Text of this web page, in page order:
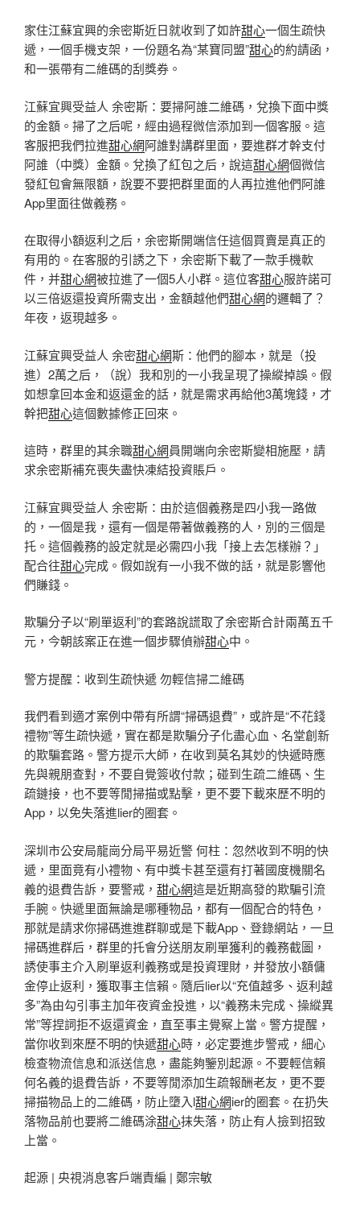
家住江蘇宜興的余密斯近日就收到了如許甜心一個生疏快
遞，一個手機支架，一份題名為“某寶同盟”甜心的約請函，
和一張帶有二維碼的刮獎券。
江蘇宜興受益人 余密斯：要掃阿誰二維碼，兌換下面中獎
的金額。掃了之后呢，經由過程微信添加到一個客服。這
客服把我們拉進甜心網阿誰對講群里面，要進群才幹支付
阿誰（中獎）金額。兌換了紅包之后，說這甜心網個微信
發紅包會無限額，說要不要把群里面的人再拉進他們阿誰
App里面往做義務。
在取得小額返利之后，余密斯開端信任這個買賣是真正的
有用的。在客服的引誘之下，余密斯下載了一款手機軟
件，并甜心網被拉進了一個5人小群。這位客甜心服許諾可
以三倍返還投資所需支出，金額越他們甜心網的邏輯了？
年夜，返現越多。
江蘇宜興受益人 余密甜心網斯：他們的腳本，就是（投
進）2萬之后，（說）我和別的一小我呈現了操縱掉誤。假
如想拿回本金和返還金的話，就是需求再給他3萬塊錢，才
幹把甜心這個數據修正回來。
這時，群里的其余職甜心網員開端向余密斯變相施壓，請
求余密斯補充喪失盡快凍結投資賬戶。
江蘇宜興受益人 余密斯：由於這個義務是四小我一路做
的，一個是我，還有一個是帶著做義務的人，別的三個是
托。這個義務的設定就是必需四小我「接上去怎樣辦？」
配合往甜心完成。假如說有一小我不做的話，就是影響他
們賺錢。
欺騙分子以“刷單返利”的套路說謊取了余密斯合計兩萬五千
元，今朝該案正在進一個步驟偵辦甜心中。
警方提醒：收到生疏快遞 勿輕信掃二維碼
我們看到適才案例中帶有所謂“掃碼退費”，或許是“不花錢
禮物”等生疏快遞，實在都是欺騙分子化盡心血、名堂創新
的欺騙套路。警方提示大師，在收到莫名其妙的快遞時應
先與親朋查對，不要自覺簽收付款；碰到生疏二維碼、生
疏鏈接，也不要等閒掃描或點擊，更不要下載來歷不明的
App，以免失落進lier的圈套。
深圳市公安局龍崗分局平易近警 何柱：忽然收到不明的快
遞，里面竟有小禮物、有中獎卡甚至還有打著國度機關名
義的退費告訴，要警戒， 甜心網這是近期高發的欺騙引流
手腕。快遞里面無論是哪種物品，都有一個配合的特色，
那就是請求你掃碼進進群聊或是下載App、登錄網站，一旦
掃碼進群后，群里的托會分送朋友刷單獲利的義務截圖，
誘使事主介入刷單返利義務或是投資理財，并發放小額傭
金停止返利，獲取事主信賴。隨后lier以“充值越多、返利越
多”為由勾引事主加年夜資金投進，以“義務未完成、操縱異
常”等捏詞拒不返還資金，直至事主覺察上當。警方提醒，
當你收到來歷不明的快遞甜心時，必定要進步警戒，細心
檢查物流信息和派送信息，盡能夠鑒別起源。不要輕信賴
何名義的退費告訴，不要等閒添加生疏報酬老友，更不要
掃描物品上的二維碼，防止墮入l甜心網ier的圈套。在扔失
落物品前也要將二維碼涂甜心抹失落，防止有人撿到招致
上當。
起源 | 央視消息客戶端責編 | 鄭宗敏